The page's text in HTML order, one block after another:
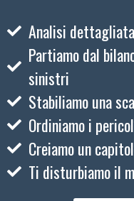
Analisi
Partiamo dal
sinistri
Stabiliamo una
Ordiniamo i
Creiamo un
Ti disturbiamo il